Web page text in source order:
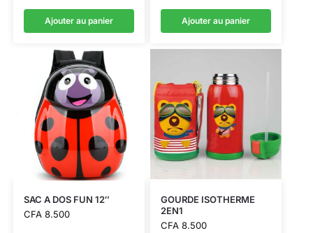
Ajouter au panier Ajouter au panier
SAC A DOS FUN 12″
CFA8.500
GOURDE ISOTHERME
2EN1
CFA8.500